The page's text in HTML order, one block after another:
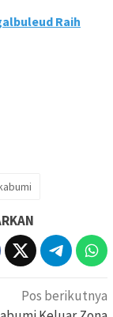
Raih
Pos berikutnya